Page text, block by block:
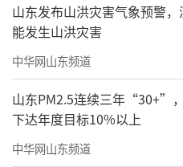
山东发布山洪灾害气象预警
能发生山洪灾害
中华网山东频道
山东PM2.5连续三年“30+”
下达年度目标10%以上
中华网山东频道